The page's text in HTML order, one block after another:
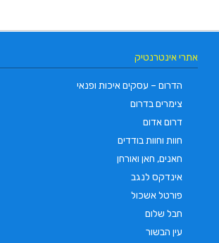
אתרי אינטרנטיק
הדרום – עסקים איכות ופנאי
צימרים בדרום
דרום אדום
חוות וחוות בודדים
חאנים, חאן ואורחן
אינדקס לנגב
פורטל אשכול
חבל שלום
עין הבשור